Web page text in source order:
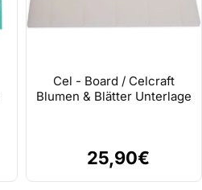
Cel - Board / Celcraft
Blumen & Blätter Unterlage
25,90€